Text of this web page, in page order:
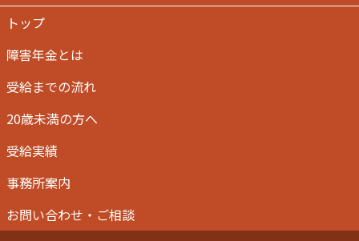
トップ
障害年金とは
受給までの流れ
20歳未満の方へ
受給実績
事務所案内
お問い合わせ・ご相談